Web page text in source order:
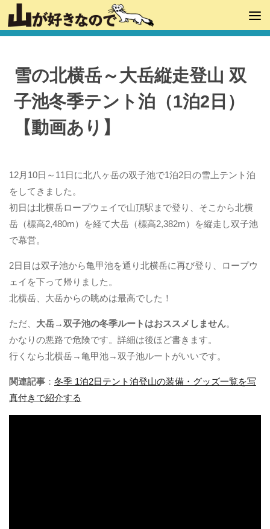
雪の北横岳～大岳縦走登山 双
子池冬季テント泊（1泊2日）
【動画あり】
12月10日～11日に北八ヶ岳の双子池で1泊2日の雪上テント泊
をしてきました。
初日は北横岳ロープウェイで山頂駅まで登り、そこから北横
岳（標高2,480m）を経て大岳（標高2,382m）を縦走し双子池
で幕営。
2日目は双子池から亀甲池を通り北横岳に再び登り、ロープウ
ェイを下って帰りました。
北横岳、大岳からの眺めは最高でした！
ただ、 大岳→双子池の冬季ルートはおススメしません。
かなりの悪路で危険です。詳細は後ほど書きます。
​行くなら北横岳→亀甲池→双子池ルートがいいです。
関連記事 ： 冬季 1泊2日テント泊登山の装備・グッズ一覧を写
真付きで紹介する